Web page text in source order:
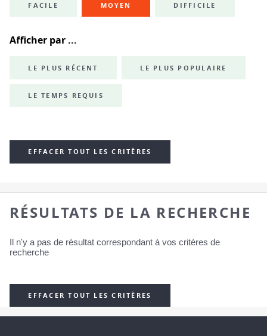
FACILE MOYEN DIFFICILE
Afficher par ...
LE PLUS RÉCENT LE PLUS POPULAIRE
LE TEMPS REQUIS
EFFACER TOUT LES CRITÈRES
RÉSULTATS DE LA RECHERCHE
Il n'y a pas de résultat correspondant à vos critères de
recherche
EFFACER TOUT LES CRITÈRES